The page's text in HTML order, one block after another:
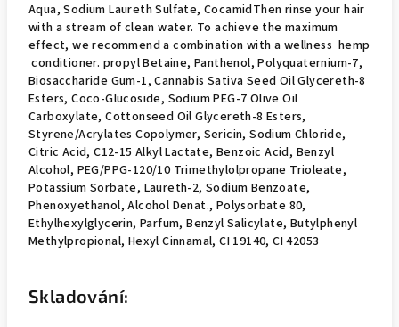
Aqua, Sodium Laureth Sulfate, CocamidThen rinse your hair
with a stream of clean water. To achieve the maximum
effect, we recommend a combination with a wellness hemp
conditioner. propyl Betaine, Panthenol, Polyquaternium-7,
Biosaccharide Gum-1, Cannabis Sativa Seed Oil Glycereth-8
Esters, Coco-Glucoside, Sodium PEG-7 Olive Oil
Carboxylate, Cottonseed Oil Glycereth-8 Esters,
Styrene/Acrylates Copolymer, Sericin, Sodium Chloride,
Citric Acid, C12-15 Alkyl Lactate, Benzoic Acid, Benzyl
Alcohol, PEG/PPG-120/10 Trimethylolpropane Trioleate,
Potassium Sorbate, Laureth-2, Sodium Benzoate,
Phenoxyethanol, Alcohol Denat., Polysorbate 80,
Ethylhexylglycerin, Parfum, Benzyl Salicylate, Butylphenyl
Methylpropional, Hexyl Cinnamal, CI 19140, CI 42053
Skladování: